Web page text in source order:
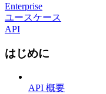
Enterprise
ユースケース
API
はじめに
API 概要